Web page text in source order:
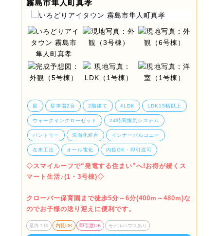
霧島市隼人町真孝
庭 駐車場2台 2階建て 4LDK LDK15帖以上
ウォークインクローゼット 24時間換気システム
パントリー 洗面化粧台 インナーバルコニー
在来工法 オール電化 内覧OK・即引渡可
◇スマイルーフで“発電する住まい”へ!お得が続くス
マート生活♪(1・3号棟)◇
クローバー保育園まで徒歩5分～6分(400m～480m)な
のでお子様の送り迎えに便利です。
最終１棟 内覧OK 即引渡OK モデルハウスあり